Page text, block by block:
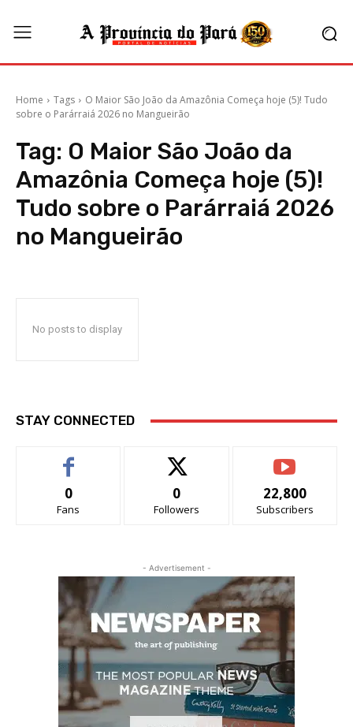
Home Tags
O Maior São João da Amazônia Começa hoje (5)! Tudo
sobre o Parárraiá 2026 no Mangueirão
Tag: O Maior São João da
Amazônia Começa hoje (5)!
Tudo sobre o Parárraiá 2026
no Mangueirão
No posts to display
STAY CONNECTED
0
Fans
0
Followers
22,800
Subscribers
- Advertisement -